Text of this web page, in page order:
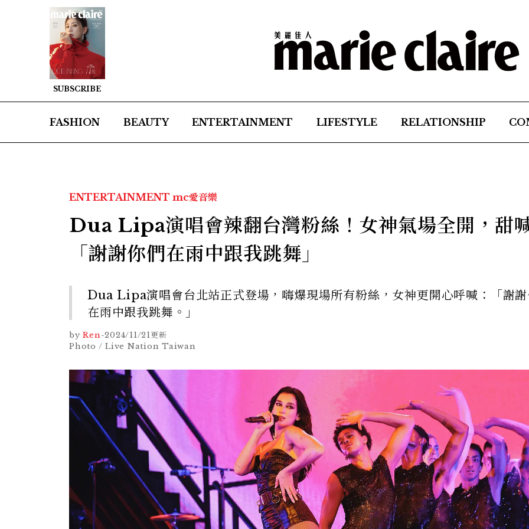
SUBSCRIBE
FASHION BEAUTY ENTERTAINMENT LIFESTYLE RELATIONSHIP
ENTERTAINMENT mc愛音樂
Dua Lipa演唱會辣翻台灣粉絲！女神氣場全開，甜
「謝謝你們在雨中跟我跳舞」
Dua Lipa演唱會台北站正式登場，嗨爆現場所有粉絲，女神更開心呼喊：「謝
在雨中跟我跳舞。」
by Ren-2024/11/21更新
Photo / Live Nation Taiwan